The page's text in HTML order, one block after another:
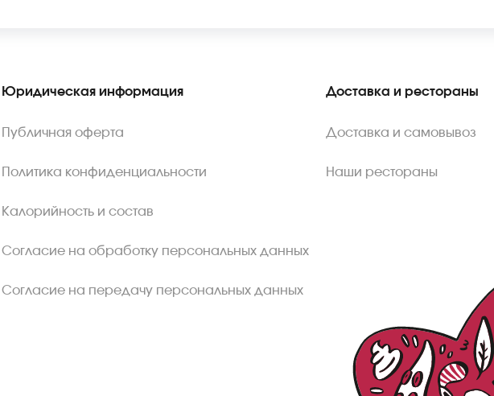
Юридическая информация
Публичная оферта
Политика конфиденциальности
Калорийность и состав
Согласие на обработку персональных данных
Согласие на передачу персональных данных
Доставка и рестораны
Доставка и самовывоз
Наши рестораны